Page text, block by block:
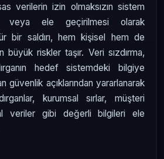
verilerin izin olmaksızın sistem
veya ele geçirilmesi olarak
bir saldırı, hem kişisel hem de
büyük riskler taşır. Veri sızdırma,
hedef sistemdeki bilgiye
güvenlik açıklarından yararlanarak
kurumsal sırlar, müşteri
veriler gibi değerli bilgileri ele